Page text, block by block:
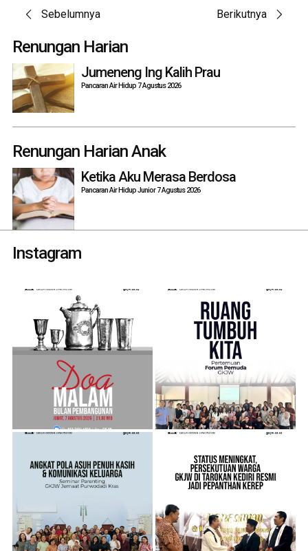
Post
navigation
Sebelumnya Berikutnya
Renungan Harian
Jumeneng Ing Kalih Prau
Pancaran Air Hidup 7 Agustus 2026
Renungan Harian Anak
Ketika Aku Merasa Berdosa
Pancaran Air Hidup Junior 7 Agustus 2026
Instagram